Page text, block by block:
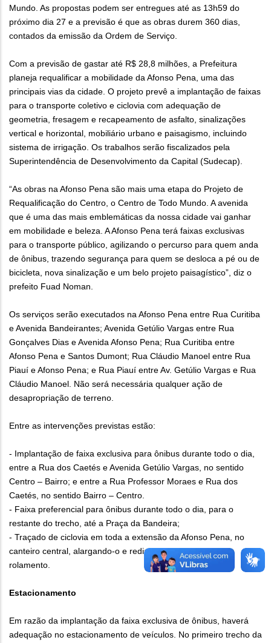
Mundo. As propostas podem ser entregues até as 13h59 do
próximo dia 27 e a previsão é que as obras durem 360 dias,
contados da emissão da Ordem de Serviço.
Com a previsão de gastar até R$ 28,8 milhões, a Prefeitura
planeja requalificar a mobilidade da Afonso Pena, uma das
principais vias da cidade. O projeto prevê a implantação de faixas
para o transporte coletivo e ciclovia com adequação de
geometria, fresagem e recapeamento de asfalto, sinalizações
vertical e horizontal, mobiliário urbano e paisagismo, incluindo
sistema de irrigação. Os trabalhos serão fiscalizados pela
Superintendência de Desenvolvimento da Capital (Sudecap).
“As obras na Afonso Pena são mais uma etapa do Projeto de
Requalificação do Centro, o Centro de Todo Mundo. A avenida
que é uma das mais emblemáticas da nossa cidade vai ganhar
em mobilidade e beleza. A Afonso Pena terá faixas exclusivas
para o transporte público, agilizando o percurso para quem anda
de ônibus, trazendo segurança para quem se desloca a pé ou de
bicicleta, nova sinalização e um belo projeto paisagístico”, diz o
prefeito Fuad Noman.
Os serviços serão executados na Afonso Pena entre Rua Curitiba
e Avenida Bandeirantes; Avenida Getúlio Vargas entre Rua
Gonçalves Dias e Avenida Afonso Pena; Rua Curitiba entre
Afonso Pena e Santos Dumont; Rua Cláudio Manoel entre Rua
Piauí e Afonso Pena; e Rua Piauí entre Av. Getúlio Vargas e Rua
Cláudio Manoel. Não será necessária qualquer ação de
desapropriação de terreno.
Entre as intervenções previstas estão:
- Implantação de faixa exclusiva para ônibus durante todo o dia,
entre a Rua dos Caetés e Avenida Getúlio Vargas, no sentido
Centro – Bairro; e entre a Rua Professor Moraes e Rua dos
Caetés, no sentido Bairro – Centro.
- Faixa preferencial para ônibus durante todo o dia, para o
restante do trecho, até a Praça da Bandeira;
- Traçado de ciclovia em toda a extensão da Afonso Pena, no
canteiro central, alargando-o e redistribuindo as faixas de
rolamento.
Estacionamento
Em razão da implantação da faixa exclusiva de ônibus, haverá
adequação no estacionamento de veículos. No primeiro trecho da